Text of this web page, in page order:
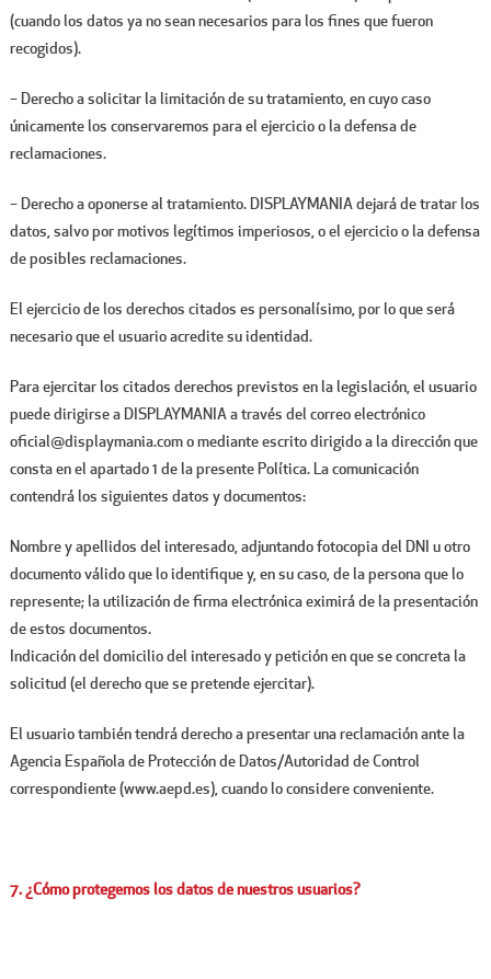
(cuando los datos ya no sean necesarios para los fines que fueron
recogidos).
– Derecho a solicitar la limitación de su tratamiento, en cuyo caso
únicamente los conservaremos para el ejercicio o la defensa de
reclamaciones.
– Derecho a oponerse al tratamiento. DISPLAYMANIA dejará de tratar los
datos, salvo por motivos legítimos imperiosos, o el ejercicio o la defensa
de posibles reclamaciones.
El ejercicio de los derechos citados es personalísimo, por lo que será
necesario que el usuario acredite su identidad.
Para ejercitar los citados derechos previstos en la legislación, el usuario
puede dirigirse a DISPLAYMANIA a través del correo electrónico
oficial@displaymania.com o mediante escrito dirigido a la dirección que
consta en el apartado 1 de la presente Política. La comunicación
contendrá los siguientes datos y documentos:
Nombre y apellidos del interesado, adjuntando fotocopia del DNI u otro
documento válido que lo identifique y, en su caso, de la persona que lo
represente; la utilización de firma electrónica eximirá de la presentación
de estos documentos.
Indicación del domicilio del interesado y petición en que se concreta la
solicitud (el derecho que se pretende ejercitar).
El usuario también tendrá derecho a presentar una reclamación ante la
Agencia Española de Protección de Datos/Autoridad de Control
correspondiente (www.aepd.es), cuando lo considere conveniente.
7. ¿Cómo protegemos los datos de nuestros usuarios?